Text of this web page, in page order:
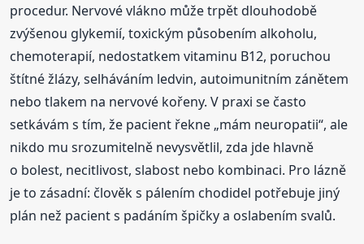
procedur. Nervové vlákno může trpět dlouhodobě
zvýšenou glykemií, toxickým působením alkoholu,
chemoterapií, nedostatkem vitaminu B12, poruchou
štítné žlázy, selháváním ledvin, autoimunitním zánětem
nebo tlakem na nervové kořeny. V praxi se často
setkávám s tím, že pacient řekne „mám neuropatii“, ale
nikdo mu srozumitelně nevysvětlil, zda jde hlavně
o bolest, necitlivost, slabost nebo kombinaci. Pro lázně
je to zásadní: člověk s pálením chodidel potřebuje jiný
plán než pacient s padáním špičky a oslabením svalů.